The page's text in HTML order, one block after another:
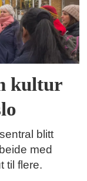
kultur
blitt
med
til flere.